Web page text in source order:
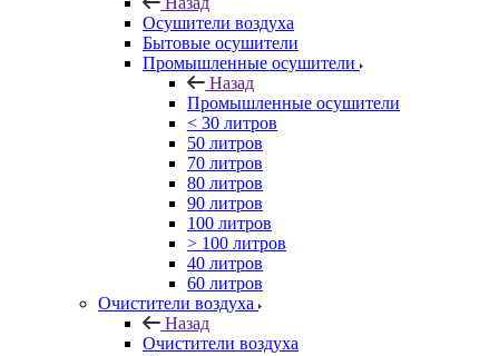
Осушители воздуха
Бытовые осушители
Промышленные осушители
Назад
Промышленные осушители
< 30 литров
50 литров
70 литров
80 литров
90 литров
100 литров
> 100 литров
40 литров
60 литров
Очистители воздуха
Назад
Очистители воздуха